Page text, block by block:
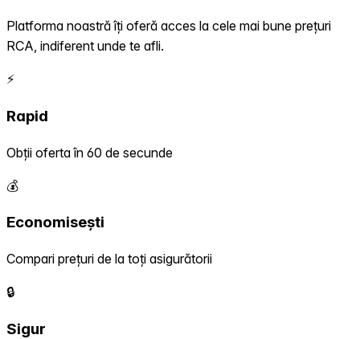
Platforma noastră îți oferă acces la cele mai bune prețuri
RCA, indiferent unde te afli.
⚡
Rapid
Obții oferta în 60 de secunde
💰
Economisești
Compari prețuri de la toți asigurătorii
🔒
Sigur